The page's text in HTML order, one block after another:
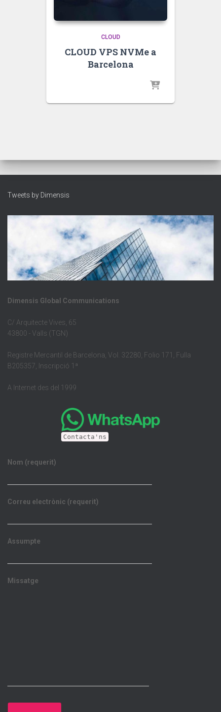
CLOUD
CLOUD VPS NVMe a
Barcelona
Tweets by Dimensis
Dimensis Global Communications
C/ Arquitecte Vives, 65
43800 - Valls (TGN)
Registre Mercantil de Barcelona, Vol. 32280, Folio 171, Fulla
B205357, Inscripció 1ª
A Internet des del 1999
Contacta'ns
Nom (requerit)
Correu electrònic (requerit)
Assumpte
Missatge